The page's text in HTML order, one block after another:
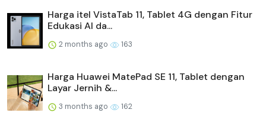
Harga itel VistaTab 11, Tablet 4G dengan Fitur
Edukasi AI da...
2 months ago 163
Harga Huawei MatePad SE 11, Tablet dengan
Layar Jernih &...
3 months ago 162